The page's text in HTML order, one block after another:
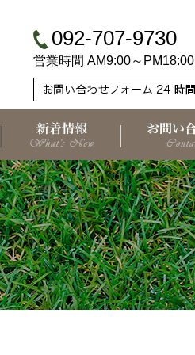
092-707-9730
営業時間 AM9:00～PM18:00